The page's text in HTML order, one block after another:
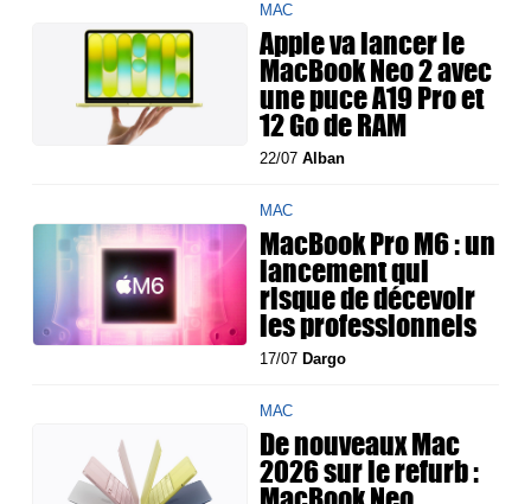
MAC
Apple va lancer le
MacBook Neo 2 avec
une puce A19 Pro et
12 Go de RAM
22/07Alban
MAC
MacBook Pro M6 : un
lancement qui
risque de décevoir
les professionnels
17/07 Dargo
MAC
De nouveaux Mac
2026 sur le refurb :